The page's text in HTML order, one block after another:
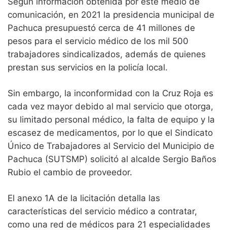
comunicación, en 2021 la presidencia municipal de
Pachuca presupuestó cerca de 41 millones de
pesos para el servicio médico de los mil 500
trabajadores sindicalizados, además de quienes
prestan sus servicios en la policía local.
Sin embargo, la inconformidad con la Cruz Roja es
cada vez mayor debido al mal servicio que otorga,
su limitado personal médico, la falta de equipo y la
escasez de medicamentos, por lo que el Sindicato
Único de Trabajadores al Servicio del Municipio de
Pachuca (SUTSMP) solicitó al alcalde Sergio Baños
Rubio el cambio de proveedor.
El anexo 1A de la licitación detalla las
características del servicio médico a contratar,
como una red de médicos para 21 especialidades